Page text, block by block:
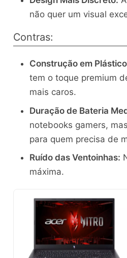
não quer um visual
Contras:
Construção em
tem o toque premium
mais caros.
Duração de Bateria
notebooks gamers,
para quem precisa de
Ruído das Ventoinhas:
máxima.